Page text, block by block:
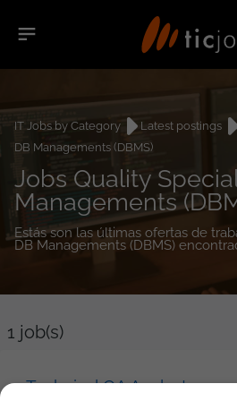
IT Jobs by Category Latest postings
DB Managements (DBMS)
Jobs Quality
Managements
Estás son las últimas ofertas de
DB Managements (DBMS)
1 job(s)
Technical QA Analyst